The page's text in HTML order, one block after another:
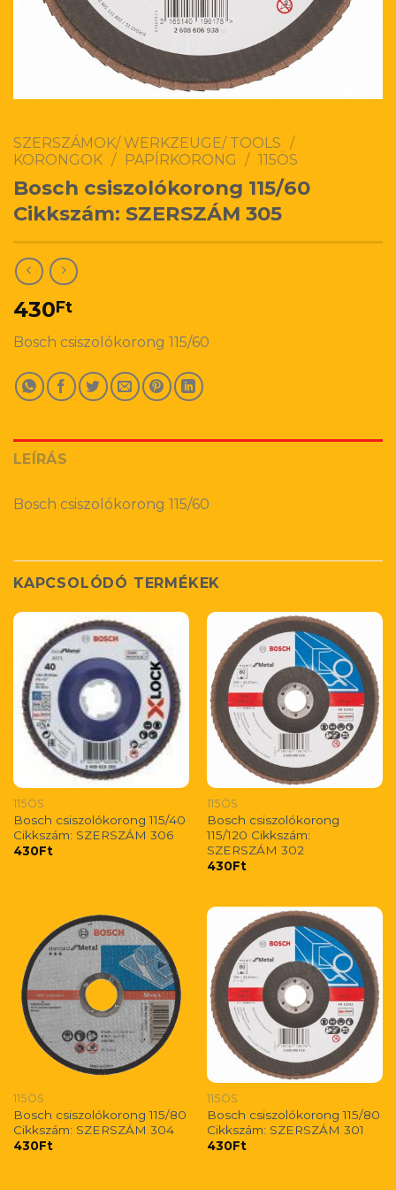
SZERSZÁMOK/ WERKZEUGE/ TOOLS
/
KORONGOK / PAPÍRKORONG / 115ÖS
Bosch csiszolókorong 115/60
Cikkszám: SZERSZÁM 305
430Ft
Bosch csiszolókorong 115/60
LEÍRÁS
Bosch csiszolókorong 115/60
KAPCSOLÓDÓ TERMÉKEK
115ÖS
Bosch csiszolókorong 115/40
Cikkszám: SZERSZÁM 306
430Ft
115ÖS
Bosch csiszolókorong
115/120 Cikkszám:
SZERSZÁM 302
430Ft
115ÖS
Bosch csiszolókorong 115/80
Cikkszám: SZERSZÁM 304
430Ft
115ÖS
Bosch csiszolókorong 115/80
Cikkszám: SZERSZÁM 301
430Ft